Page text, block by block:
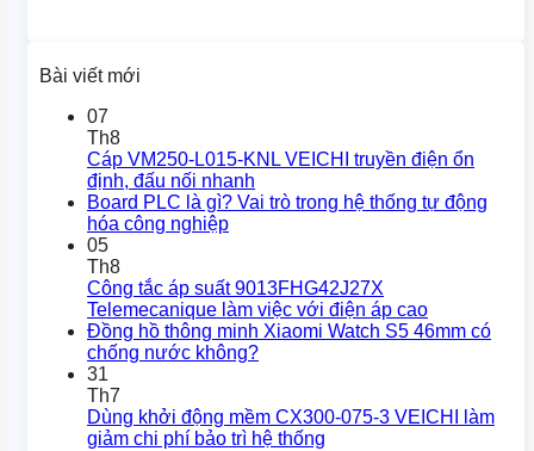
Bài viết mới
07
Th8
Cáp VM250-L015-KNL VEICHI truyền điện ổn
định, đấu nối nhanh
Board PLC là gì? Vai trò trong hệ thống tự động
hóa công nghiệp
05
Th8
Công tắc áp suất 9013FHG42J27X
Telemecanique làm việc với điện áp cao
Đồng hồ thông minh Xiaomi Watch S5 46mm có
chống nước không?
31
Th7
Dùng khởi động mềm CX300-075-3 VEICHI làm
giảm chi phí bảo trì hệ thống